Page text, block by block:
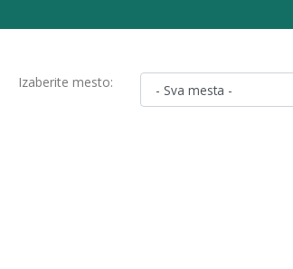
Izaberite mesto: